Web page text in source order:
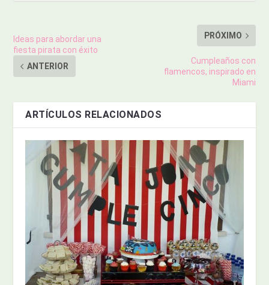
Ideas para abordar una
fiesta pirata con éxito
ANTERIOR
PRÓXIMO
Cumpleaños con
flamencos, inspirado en
Miami
ARTÍCULOS RELACIONADOS